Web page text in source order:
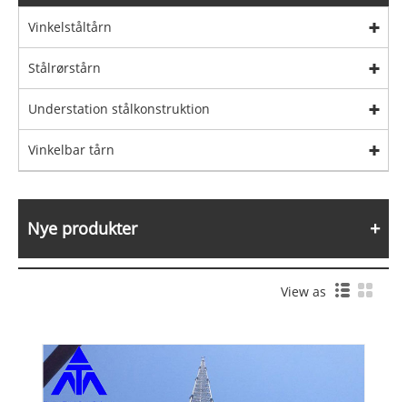
Vinkelståltårn
Stålrørstårn
Understation stålkonstruktion
Vinkelbar tårn
Nye produkter
View as